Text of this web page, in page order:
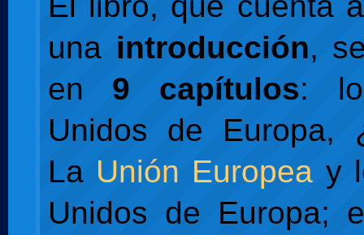
una introducción,
en 9 capítulos:
Unidos de Europa,
La Unión Europea y
Unidos de Europa;